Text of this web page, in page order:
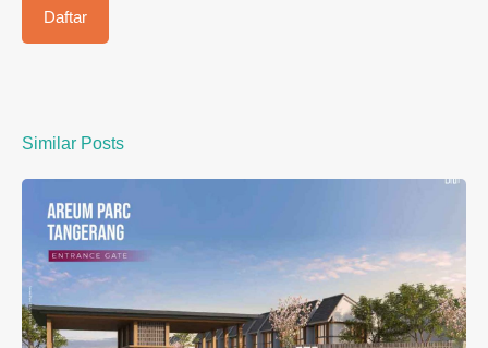
Similar Posts